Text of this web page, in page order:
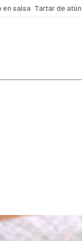
en salsa Tartar de atún